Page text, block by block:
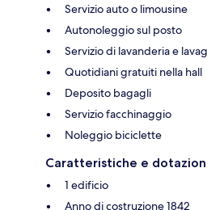
Servizio auto o limousine
Autonoleggio sul posto
Servizio di lavanderia e
Quotidiani gratuiti nella hall
Deposito bagagli
Servizio facchinaggio
Noleggio biciclette
Caratteristiche e
1 edificio
Anno di costruzione 1842